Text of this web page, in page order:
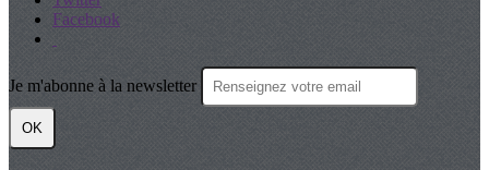
Facebook
Je m'abonne à la newsletter
OK